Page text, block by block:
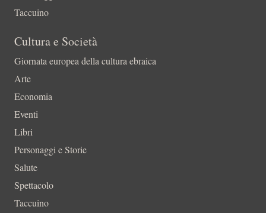
Taccuino
Cultura e Società
Giornata europea della cultura ebraica
Arte
Economia
Eventi
Libri
Personaggi e Storie
Salute
Spettacolo
Taccuino